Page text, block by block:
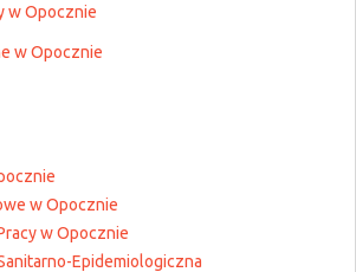
w Opocznie
w Opocznie
w Opocznie
w Opocznie
Epidemiologiczna